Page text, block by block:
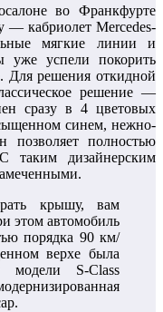
во Франкфурте
— кабриолет Mercedes-
мягкие линии и
уже успели покорить
Для решения откидной
решение —
сразу в 4 цветовых
синем, нежно-
полностью
таким дизайнерским
крышу, вам
этом автомобиль
порядка 90 км/
верхе была
модели S-Class